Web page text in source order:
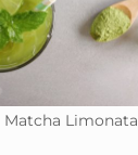
Matcha Limonata